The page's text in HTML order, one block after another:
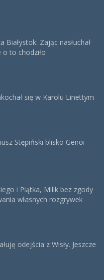
Białystok. Zając nasłuchał
o to chodziło
się w Karolu Linettym
Stępiński blisko Genoi
i Piątka, Milik bez zgody
własnych rozgrywek
odejścia z Wisły. Jeszcze